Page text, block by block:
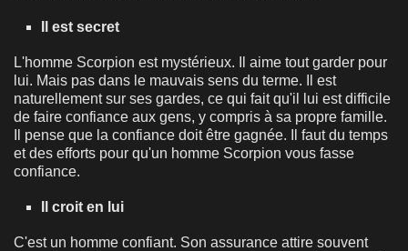
Il est secret
L'homme Scorpion est mystérieux. Il aime tout garder pour
lui. Mais pas dans le mauvais sens du terme. Il est
naturellement sur ses gardes, ce qui fait qu'il lui est difficile
de faire confiance aux gens, y compris à sa propre famille.
Il pense que la confiance doit être gagnée. Il faut du temps
et des efforts pour qu'un homme Scorpion vous fasse
confiance.
Il croit en lui
C'est un homme confiant. Son assurance attire souvent